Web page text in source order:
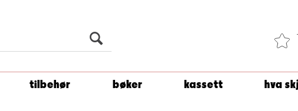
tilbehør bøker kassett hva